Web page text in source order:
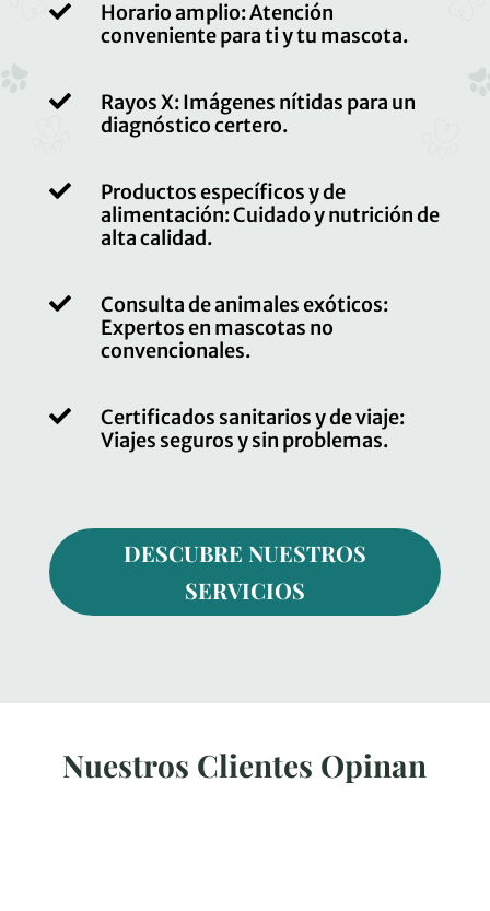

Horario amplio: Atención
conveniente para ti y tu mascota.

Rayos X: Imágenes nítidas para un
diagnóstico certero.

Productos específicos y de
alimentación: Cuidado y nutrición de
alta calidad.

Consulta de animales exóticos:
Expertos en mascotas no
convencionales.

Certificados sanitarios y de viaje:
Viajes seguros y sin problemas.
DESCUBRE NUESTROS
SERVICIOS
Nuestros Clientes Opinan